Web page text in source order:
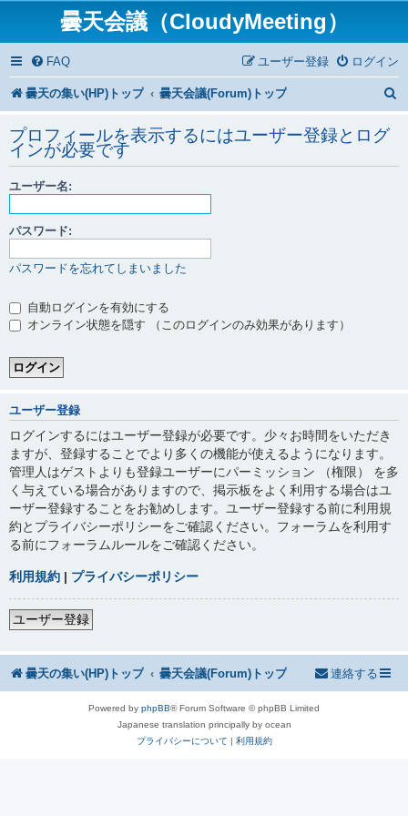
曇天会議（CloudyMeeting）
FAQ ログイン
ユーザー登録
曇天の集い(HP)トップ 曇天会議(Forum)トップ
プロフィールを表示するにはユーザー登録とログ
インが必要です
ユーザー名:
パスワード:
パスワードを忘れてしまいました
自動ログインを有効にする
オンライン状態を隠す （このログインのみ効果があります）
ユーザー登録
ログインするにはユーザー登録が必要です。少々お時間をいただき
ますが、登録することでより多くの機能が使えるようになります。
管理人はゲストよりも登録ユーザーにパーミッション （権限） を多
く与えている場合がありますので、掲示板をよく利用する場合はユ
ーザー登録することをお勧めします。ユーザー登録する前に利用規
約とプライバシーポリシーをご確認ください。フォーラムを利用す
る前にフォーラムルールをご確認ください。
利用規約 | プライバシーポリシー
ユーザー登録
曇天の集い(HP)トップ 曇天会議(Forum)トップ 連絡する
Powered by phpBB® Forum Software © phpBB Limited
Japanese translation principally by ocean
プライバシーについて | 利用規約